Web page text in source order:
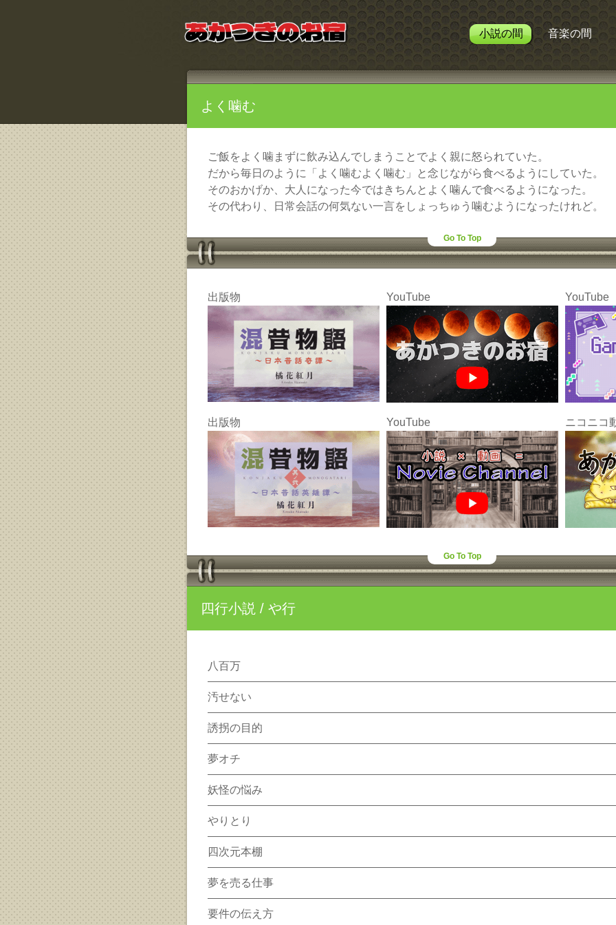
小説の間 音楽の間
よく噛む
ご飯をよく噛まずに飲み込んでしまうことでよく親に怒られていた。
だから毎日のように「よく噛むよく噛む」と念じながら食べるようにしていた。
そのおかげか、大人になった今ではきちんとよく噛んで食べるようになった。
その代わり、日常会話の何気ない一言をしょっちゅう噛むようになったけれど。
Go To Top
出版物
出版物
YouTube
YouTube
YouTube
ニコニコ
Go To Top
四行小説 / や行
八百万
汚せない
誘拐の目的
夢オチ
妖怪の悩み
やりとり
四次元本棚
夢を売る仕事
要件の伝え方